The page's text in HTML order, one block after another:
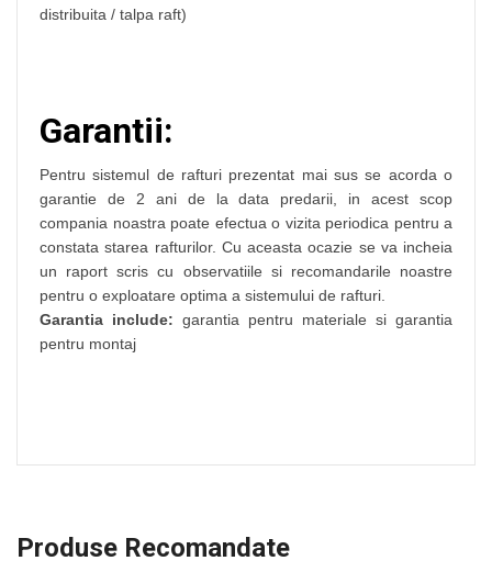
distribuita / talpa raft)
Garantii:
Pentru sistemul de rafturi prezentat mai sus se acorda o
garantie de 2 ani de la data predarii, in acest scop
compania noastra poate efectua o vizita periodica pentru a
constata starea rafturilor. Cu aceasta ocazie se va incheia
un raport scris cu observatiile si recomandarile noastre
pentru o exploatare optima a sistemului de rafturi.
Garantia include: garantia pentru materiale si garantia
pentru montaj
Produse Recomandate